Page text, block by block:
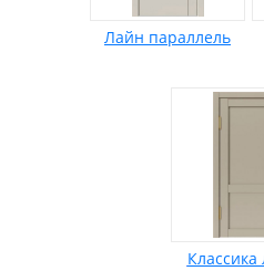
Лайн параллель
Классика